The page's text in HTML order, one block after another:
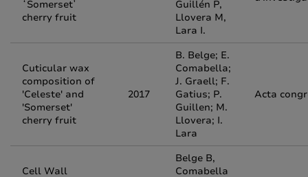
ʻSomersetʼ
cherry fruit
Guillén P,
Llovera M,
Lara I.
Cuticular wax
composition of
'Celeste' and
'Somerset'
cherry fruit
2017
B. Belge; E.
Comabella;
J. Graell; F.
Gatius; P.
Guillen; M.
Llovera; I.
Lara
Acta
Cell Wall
Belge B,
Comabella